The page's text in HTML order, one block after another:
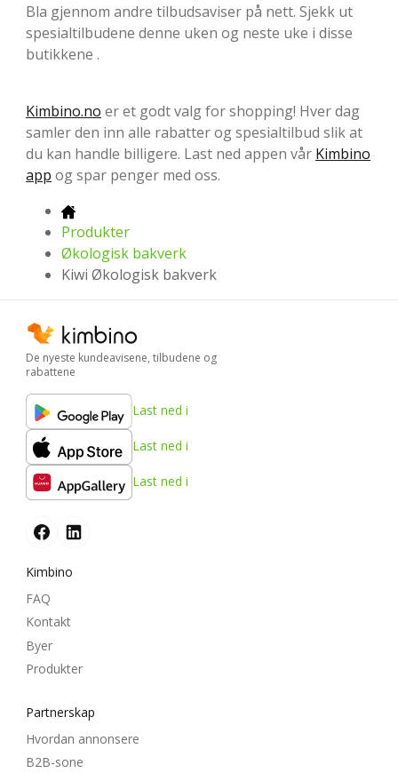
Bla gjennom andre tilbudsaviser på nett. Sjekk ut
spesialtilbudene denne uken og neste uke i disse
butikkene .
Kimbino.no er et godt valg for shopping! Hver dag
samler den inn alle rabatter og spesialtilbud slik at
du kan handle billigere. Last ned appen vår Kimbino
app og spar penger med oss.
Produkter
Økologisk bakverk
Kiwi Økologisk bakverk
De nyeste kundeavisene, tilbudene og
rabattene
Last ned i
Last ned i
Last ned i
Kimbino
FAQ
Kontakt
Byer
Produkter
Partnerskap
Hvordan annonsere
B2B-sone